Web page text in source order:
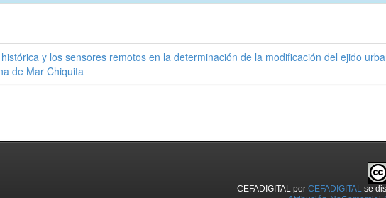
y los sensores remotos en la determinación de la modificación del ejido
de Mar Chiquita
CEFADIGITAL porCEFADIGITAL se